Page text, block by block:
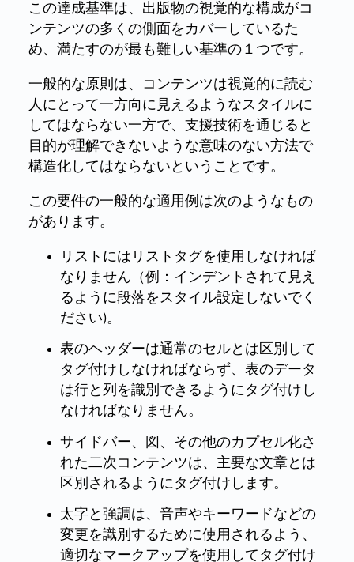
この達成基準は、出版物の視覚的な構成がコ
ンテンツの多くの側面をカバーしているた
め、満たすのが最も難しい基準の１つです。
一般的な原則は、コンテンツは視覚的に読む
人にとって一方向に見えるようなスタイルに
してはならない一方で、支援技術を通じると
目的が理解できないような意味のない方法で
構造化してはならないということです。
この要件の一般的な適用例は次のようなもの
があります。
リストにはリストタグを使用しなければ
なりません（例：インデントされて見え
るように段落をスタイル設定しないでく
ださい)。
表のヘッダーは通常のセルとは区別して
タグ付けしなければならず、表のデータ
は行と列を識別できるようにタグ付けし
なければなりません。
サイドバー、図、その他のカプセル化さ
れた二次コンテンツは、主要な文章とは
区別されるようにタグ付けします。
太字と強調は、音声やキーワードなどの
変更を識別するために使用されるよう、
適切なマークアップを使用してタグ付け